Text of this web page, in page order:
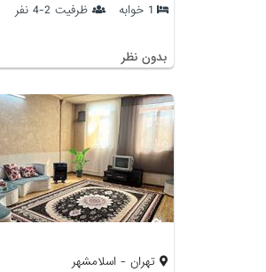
1 خوابه ظرفیت 2-4 نفر
بدون نظر
تهران - اسلامشهر